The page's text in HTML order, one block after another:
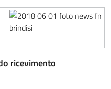
ricevimento